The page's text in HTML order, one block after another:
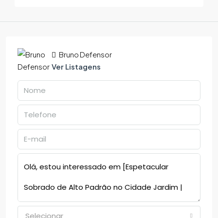
Bruno Defensor
Ver Listagens